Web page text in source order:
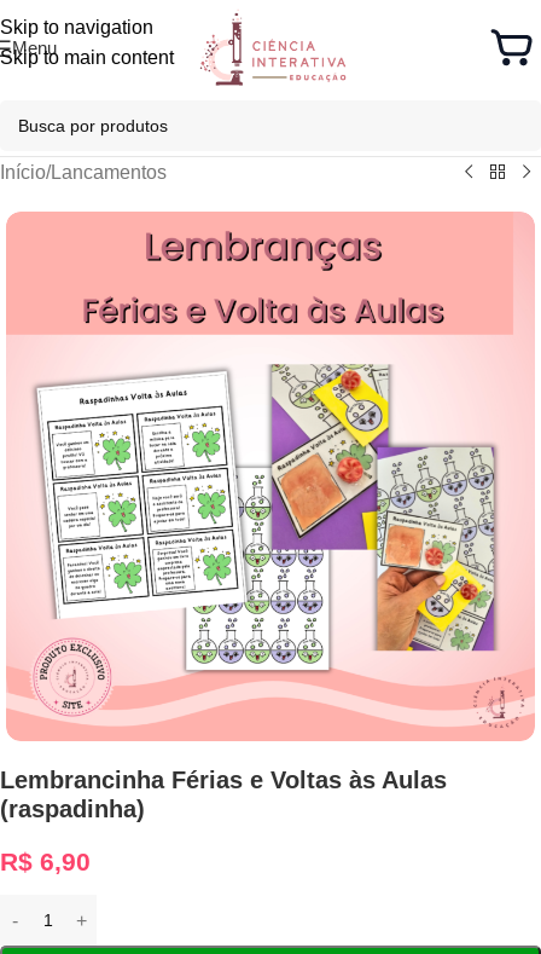
Skip to navigation
Skip to main content
Menu
Início/Lancamentos
Lembrancinha Férias e Voltas às Aulas
(raspadinha)
R$ 6,90